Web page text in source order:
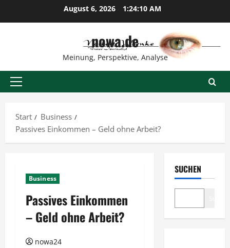
August 6, 2026 1:24:11 AM
nowa.de
Meinung, Perspektive, Analyse
Primäres
Start
Business
Passives Einkommen – Geld ohne Arbeit?
Business
Passives Einkommen
– Geld ohne Arbeit?
nowa24
SUCHEN